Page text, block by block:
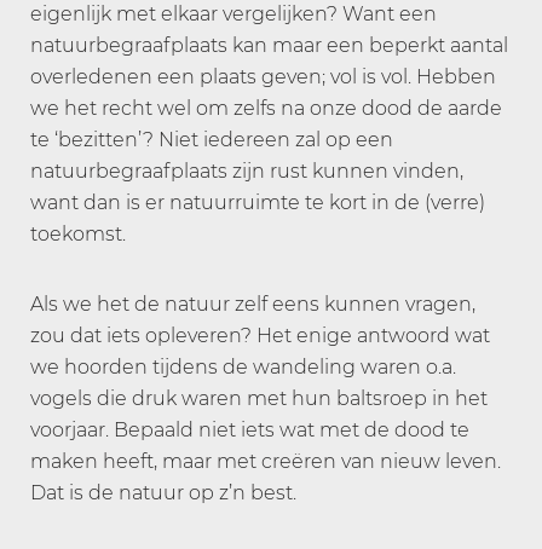
eigenlijk met elkaar vergelijken? Want een
natuurbegraafplaats kan maar een beperkt aantal
overledenen een plaats geven; vol is vol. Hebben
we het recht wel om zelfs na onze dood de aarde
te ‘bezitten’? Niet iedereen zal op een
natuurbegraafplaats zijn rust kunnen vinden,
want dan is er natuurruimte te kort in de (verre)
toekomst.
Als we het de natuur zelf eens kunnen vragen,
zou dat iets opleveren? Het enige antwoord wat
we hoorden tijdens de wandeling waren o.a.
vogels die druk waren met hun baltsroep in het
voorjaar. Bepaald niet iets wat met de dood te
maken heeft, maar met creëren van nieuw leven.
Dat is de natuur op z’n best.